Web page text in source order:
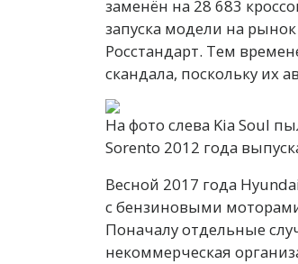
заменён на 28 683
запуска модели на
Росстандарт. Тем
скандала, поскольку их
На фото слева Kia Soul
Sorento 2012 года
Весной 2017 года
с бензиновыми
Поначалу отдельные
некоммерческая